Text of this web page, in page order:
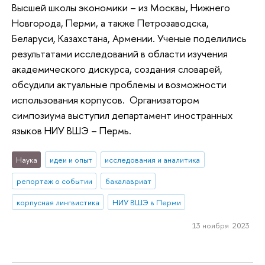
Высшей школы экономики – из Москвы, Нижнего
Новгорода, Перми, а также Петрозаводска,
Беларуси, Казахстана, Армении. Ученые поделились
результатами исследований в области изучения
академического дискурса, создания словарей,
обсудили актуальные проблемы и возможности
использования корпусов. Организатором
симпозиума выступил департамент иностранных
языков НИУ ВШЭ – Пермь.
Наука идеи и опыт
исследования и аналитика
репортаж о событии
бакалавриат
корпусная лингвистика
НИУ ВШЭ в Перми
13 ноября 2023